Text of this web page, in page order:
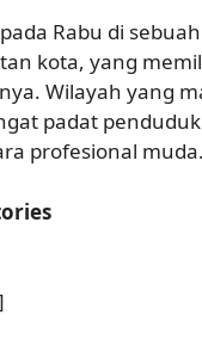
Rabu di
kota, yang
Wilayah yang
padat
profesional muda.